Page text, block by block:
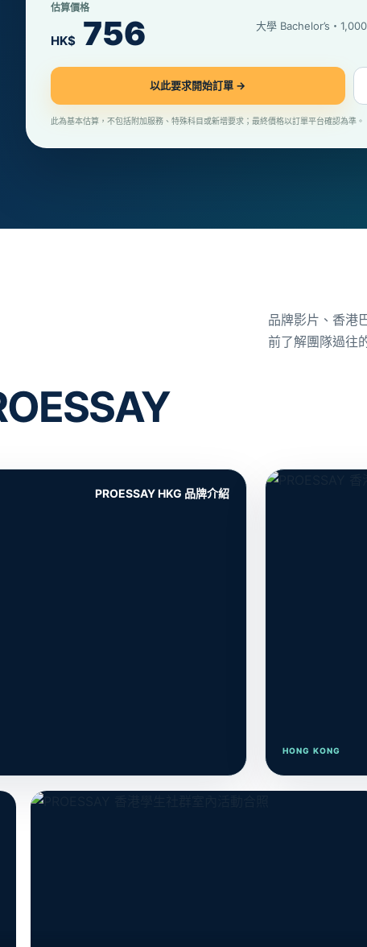
估算價格
HK$ 756 大學 Bachelor’s・
以此要求開始訂單 →
此為基本估算，不包括附加服務、特殊科目或新增要求；最終價格以訂單平台確認為準。
品牌影片、香港
前了解團隊過往
PROESSAY HKG 品牌介紹
HONG KONG